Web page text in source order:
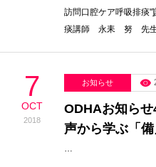
訪問口腔ケア呼吸排
痰講師 永耒 努 先
7
OCT
2018
お知らせ
ODHAお知ら
声から学ぶ「備
…